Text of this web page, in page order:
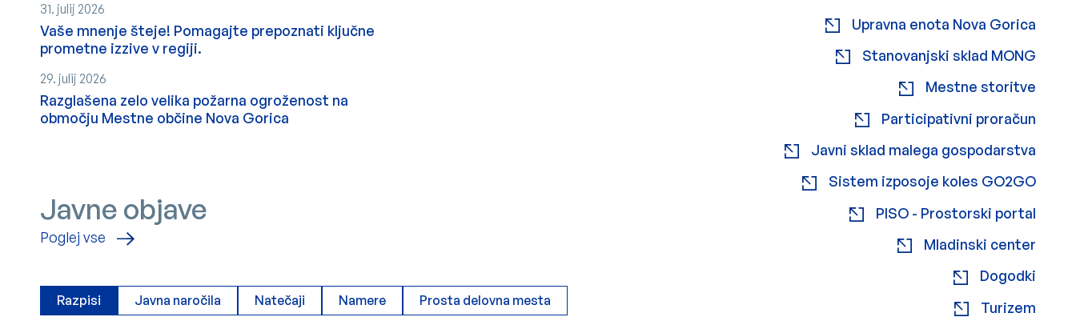
31. julij 2026
Vaše mnenje šteje! Pomagajte prepoznati ključne
prometne izzive v regiji.
29. julij 2026
Razglašena zelo velika požarna ogroženost na
območju Mestne občine Nova Gorica
Javne objave
Poglej vse javne objave
Razpisi Javna naročila Natečaji Namere Prosta delovna mesta
Zunanja povezava na
Upravna enota Nova Gorica
Zunanja povezava na
Stanovanjski sklad MONG
Zunanja povezava na
Mestne storitve
Zunanja povezava na
Participativni proračun
Zunanja povezava na
Javni sklad malega gospodarstva
Zunanja povezava na
Sistem izposoje koles GO2GO
Zunanja povezava na
PISO - Prostorski portal
Zunanja povezava na
Mladinski center
Zunanja
Dogodki
Zunanja
Turizem